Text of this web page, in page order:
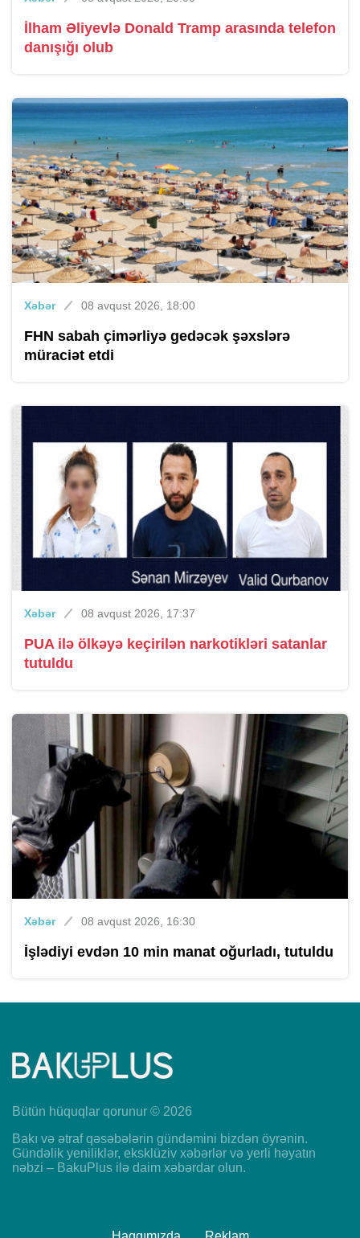
İlham Əliyevlə Donald Tramp arasında telefon
danışığı olub
Xəbər 08 avqust 2026, 18:00
FHN sabah çimərliyə gedəcək şəxslərə
müraciət etdi
Xəbər 08 avqust 2026, 17:37
PUA ilə ölkəyə keçirilən narkotikləri satanlar
tutuldu
Xəbər 08 avqust 2026, 16:30
İşlədiyi evdən 10 min manat oğurladı, tutuldu
Bütün hüquqlar qorunur © 2026
Bakı və ətraf qəsəbələrin gündəmini bizdən öyrənin.
Gündəlik yeniliklər, eksklüziv xəbərlər və yerli həyatın
nəbzi – BakuPlus ilə daim xəbərdar olun.